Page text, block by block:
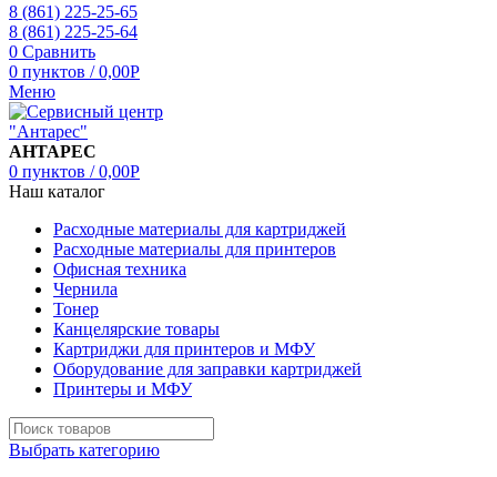
8 (861) 225-25-65
8 (861) 225-25-64
0 Сравнить
0 пунктов / 0,00Р
Меню
АНТАРЕС
0 пунктов / 0,00Р
Наш каталог
Расходные материалы для картриджей
Расходные материалы для принтеров
Офисная техника
Чернила
Тонер
Канцелярские товары
Картриджи для принтеров и МФУ
Оборудование для заправки картриджей
Принтеры и МФУ
Выбрать категорию